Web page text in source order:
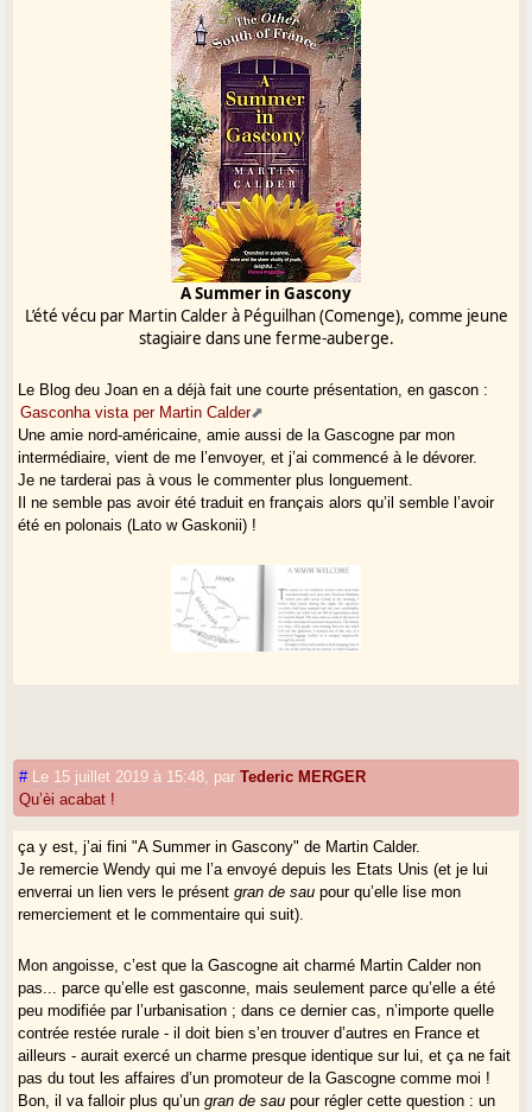
A Summer in Gascony
L’été vécu par Martin Calder à Péguilhan (Comenge), comme jeune
stagiaire dans une ferme-auberge.
Le Blog deu Joan en a déjà fait une courte présentation, en gascon :
Gasconha vista per Martin Calder
Une amie nord-américaine, amie aussi de la Gascogne par mon
intermédiaire, vient de me l’envoyer, et j’ai commencé à le dévorer.
Je ne tarderai pas à vous le commenter plus longuement.
Il ne semble pas avoir été traduit en français alors qu’il semble l’avoir
été en polonais (Lato w Gaskonii) !
# Le 15 juillet 2019 à 15:48 parTederic MERGER
Qu’èi acabat !
ça y est, j’ai fini "A Summer in Gascony" de Martin Calder.
Je remercie Wendy qui me l’a envoyé depuis les Etats Unis (et je lui
enverrai un lien vers le présentgran de sau pour qu’elle lise mon
remerciement et le commentaire qui suit).
Mon angoisse, c’est que la Gascogne ait charmé Martin Calder non
pas... parce qu’elle est gasconne, mais seulement parce qu’elle a été
peu modifiée par l’urbanisation ; dans ce dernier cas, n’importe quelle
contrée restée rurale - il doit bien s’en trouver d’autres en France et
ailleurs - aurait exercé un charme presque identique sur lui, et ça ne fait
pas du tout les affaires d’un promoteur de la Gascogne comme moi !
Bon, il va falloir plus qu’ungran de sau pour régler cette question : un